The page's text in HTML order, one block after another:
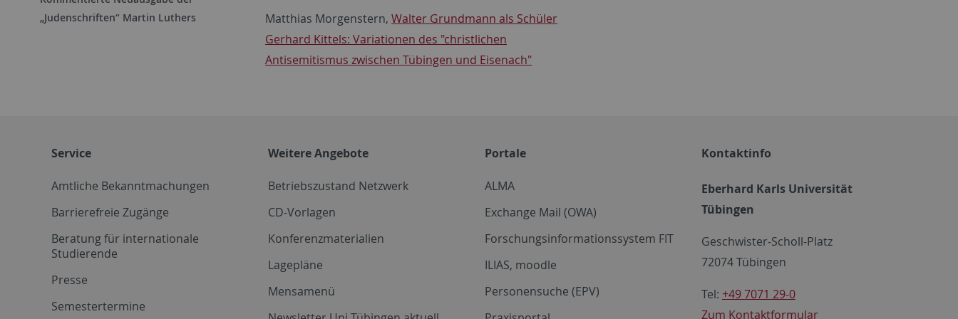
„Judenschriften“ Martin Luthers
Matthias Morgenstern, Walter Grundmann als Schüler
Gerhard Kittels: Variationen des "christlichen
Antisemitismus zwischen Tübingen und Eisenach"
Service
Amtliche Bekanntmachungen
Barrierefreie Zugänge
Beratung für internationale
Studierende
Presse
Semestertermine
Weitere Angebote
Betriebszustand Netzwerk
CD-Vorlagen
Konferenzmaterialien
Lagepläne
Mensamenü
Portale
ALMA
Exchange Mail (OWA)
Forschungsinformationssystem FIT
ILIAS, moodle
Personensuche (EPV)
Kontaktinfo
Eberhard Karls Universität
Tübingen
Geschwister-Scholl-Platz
72074 Tübingen
Tel: +49 7071 29-0
Zum Kontaktformular